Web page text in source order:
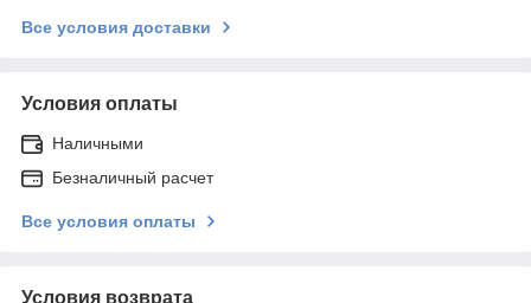
Все условия доставки
Условия оплаты
Наличными
Безналичный расчет
Все условия оплаты
Условия возврата